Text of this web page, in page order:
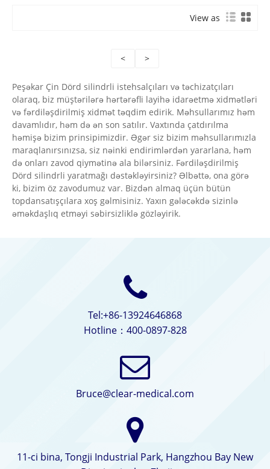
View as
< >
Peşəkar Çin Dörd silindrli istehsalçıları və təchizatçıları
olaraq, biz müştərilərə hərtərəfli layihə idarəetmə xidmətləri
və fərdiləşdirilmiş xidmət təqdim edirik. Məhsullarımız həm
davamlıdır, həm də ən son satılır. Vaxtında çatdırılma
həmişə bizim prinsipimizdir. Əgər siz bizim məhsullarımızla
maraqlanırsınızsa, siz nəinki endirimlərdən yararlana, həm
də onları zavod qiymətinə ala bilərsiniz. Fərdiləşdirilmiş
Dörd silindrli yaratmağı dəstəkləyirsiniz? Əlbəttə, ona görə
ki, bizim öz zavodumuz var. Bizdən almaq üçün bütün
topdansatışçılara xoş gəlmisiniz. Yaxın gələcəkdə sizinlə
əməkdaşlıq etməyi səbirsizliklə gözləyirik.
Tel:+86-13924646868
Hotline：400-0897-828
Bruce@clear-medical.com
11-ci bina, Tongji Industrial Park, Hangzhou Bay New